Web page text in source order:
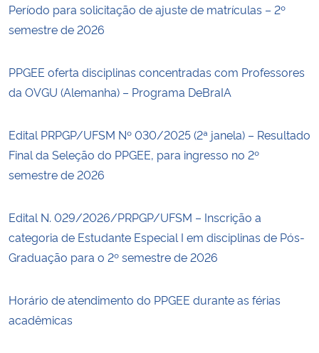
Período para solicitação de ajuste de matrículas – 2º
semestre de 2026
PPGEE oferta disciplinas concentradas com Professores
da OVGU (Alemanha) – Programa DeBraIA
Edital PRPGP/UFSM Nº 030/2025 (2ª janela) – Resultado
Final da Seleção do PPGEE, para ingresso no 2º
semestre de 2026
Edital N. 029/2026/PRPGP/UFSM – Inscrição a
categoria de Estudante Especial I em disciplinas de Pós-
Graduação para o 2º semestre de 2026
Horário de atendimento do PPGEE durante as férias
acadêmicas